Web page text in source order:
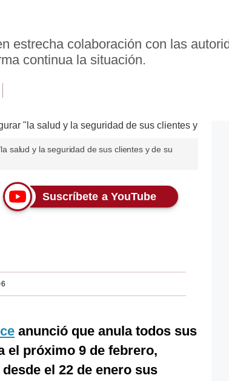
estrecha colaboración con las
continua la situación.
salud y la seguridad de sus clientes y de su
Suscríbete a YouTube
anunció que anula todos sus
el próximo 9 de febrero,
el 22 de enero sus